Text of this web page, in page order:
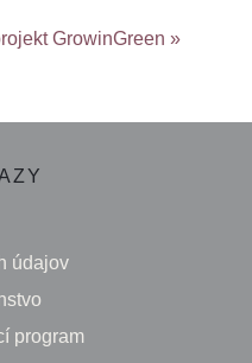
GrowinGreen »
údajov
program